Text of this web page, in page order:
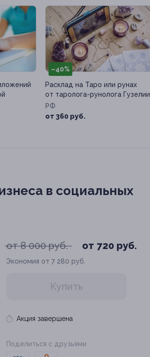
–40%
Расклад на Таро или рунах
от таролога-рунолога Гузелии
РФ
от 360 руб.
в социальных
от 8 000 руб. от 720 руб.
Экономия от 7 280 руб.
Купить
Акция завершена
Поделиться с друзьями